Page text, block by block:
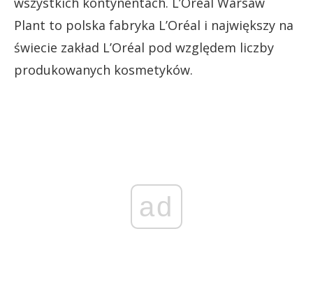
Plant to polska fabryka L’Oréal i największy na
świecie zakład L’Oréal pod względem liczby
produkowanych kosmetyków.
ad